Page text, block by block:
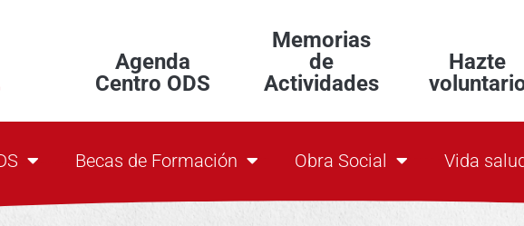
Agenda
Centro ODS
Memorias
de
Actividades
Hazte
Becas de Formación Obra Social Vida